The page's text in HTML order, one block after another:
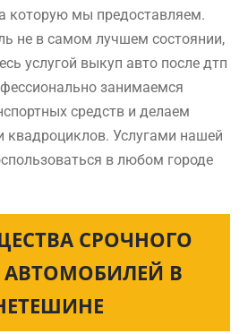
которую мы предоставляем.
не в самом лучшем состоянии,
услугой выкуп авто после дтп
занимаемся
средств и делаем
квадроциклов. Услугами нашей
в любом городе
СРОЧНОГО
В